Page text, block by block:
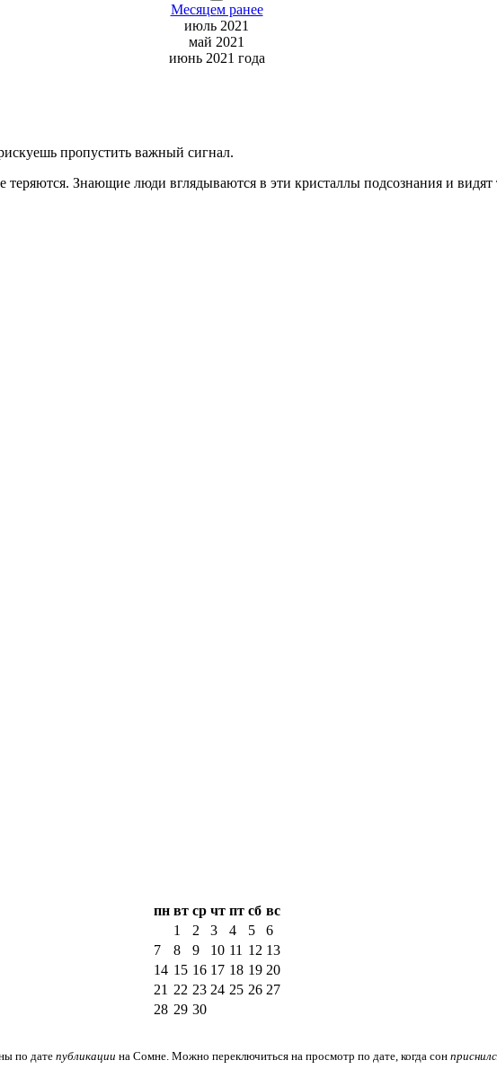
Месяцем ранее
июль 2021
май 2021
июнь 2021 года
пропустить важный сигнал.
теряются. Знающие люди вглядываются в эти кристаллы подсознания и
пн вт ср чт пт сб вс
1
2 3 4 5
6
7
8 9 10 11 12 13
14 15 16 17 18 19 20
21 22 23 24 25 26 27
28 29 30
по дате публикации на Сомне. Можно переключиться на просмотр по дате, когда сон